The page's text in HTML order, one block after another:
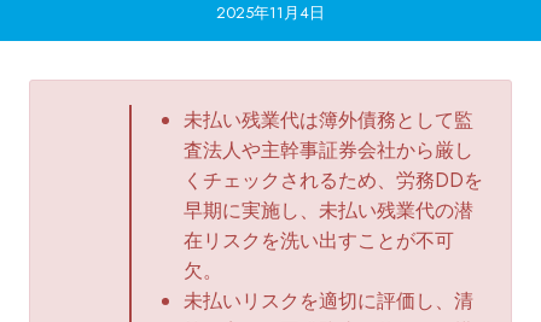
2025年11月4日
未払い残業代は簿外債務として監
査法人や主幹事証券会社から厳し
くチェックされるため、労務DDを
早期に実施し、未払い残業代の潜
在リスクを洗い出すことが不可
欠。
未払いリスクを適切に評価し、清